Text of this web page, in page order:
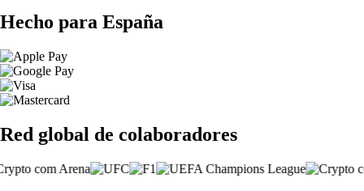
Hecho para España
Red global de colaboradores